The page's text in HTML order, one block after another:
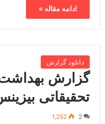
ادامه مقاله »
دانلود گزارش
گزارش
تحقیقاتی
2
1,252